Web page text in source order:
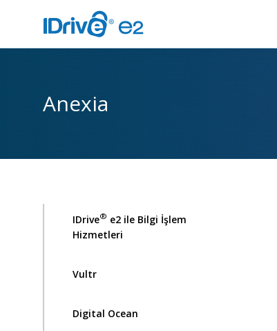
Anexia
IDrive® e2 ile Bilgi İşlem
Hizmetleri
Vultr
Digital Ocean